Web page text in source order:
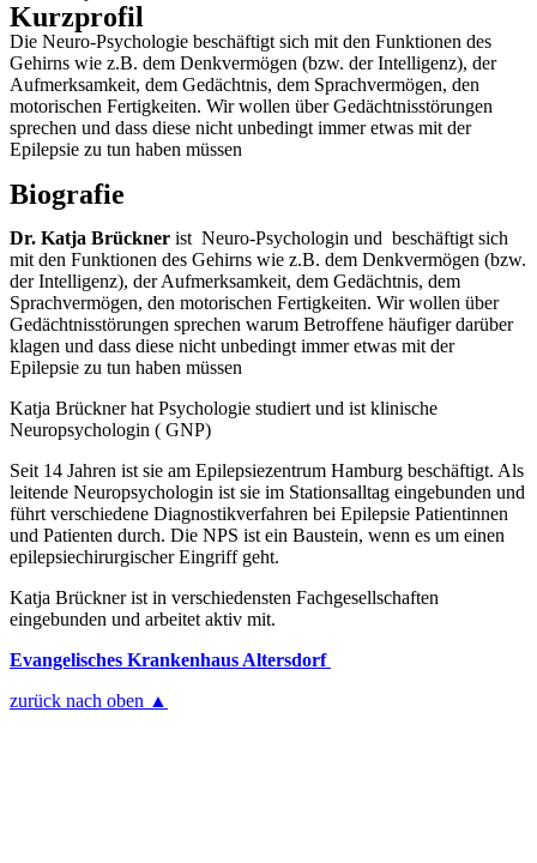
Kurzprofil
Die Neuro-Psychologie beschäftigt sich mit den Funktionen des
Gehirns wie z.B. dem Denkvermögen (bzw. der Intelligenz), der
Aufmerksamkeit, dem Gedächtnis, dem Sprachvermögen, den
motorischen Fertigkeiten. Wir wollen über Gedächtnisstörungen
sprechen und dass diese nicht unbedingt immer etwas mit der
Epilepsie zu tun haben müssen
Biografie
Dr. Katja Brückner ist Neuro-Psychologin und beschäftigt sich
mit den Funktionen des Gehirns wie z.B. dem Denkvermögen (bzw.
der Intelligenz), der Aufmerksamkeit, dem Gedächtnis, dem
Sprachvermögen, den motorischen Fertigkeiten. Wir wollen über
Gedächtnisstörungen sprechen warum Betroffene häufiger darüber
klagen und dass diese nicht unbedingt immer etwas mit der
Epilepsie zu tun haben müssen
Katja Brückner hat Psychologie studiert und ist klinische
Neuropsychologin ( GNP)
Seit 14 Jahren ist sie am Epilepsiezentrum Hamburg beschäftigt. Als
leitende Neuropsychologin ist sie im Stationsalltag eingebunden und
führt verschiedene Diagnostikverfahren bei Epilepsie Patientinnen
und Patienten durch. Die NPS ist ein Baustein, wenn es um einen
epilepsiechirurgischer Eingriff geht.
Katja Brückner ist in verschiedensten Fachgesellschaften
eingebunden und arbeitet aktiv mit.
Evangelisches Krankenhaus Altersdorf
zurück nach oben ▲